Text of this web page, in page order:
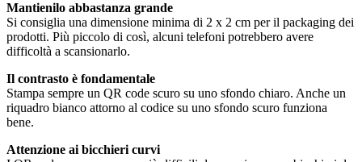
Mantienilo abbastanza grande
Si consiglia una dimensione minima di 2 x 2 cm per il packaging dei
prodotti. Più piccolo di così, alcuni telefoni potrebbero avere
difficoltà a scansionarlo.
Il contrasto è fondamentale
Stampa sempre un QR code scuro su uno sfondo chiaro. Anche un
riquadro bianco attorno al codice su uno sfondo scuro funziona
bene.
Attenzione ai bicchieri curvi